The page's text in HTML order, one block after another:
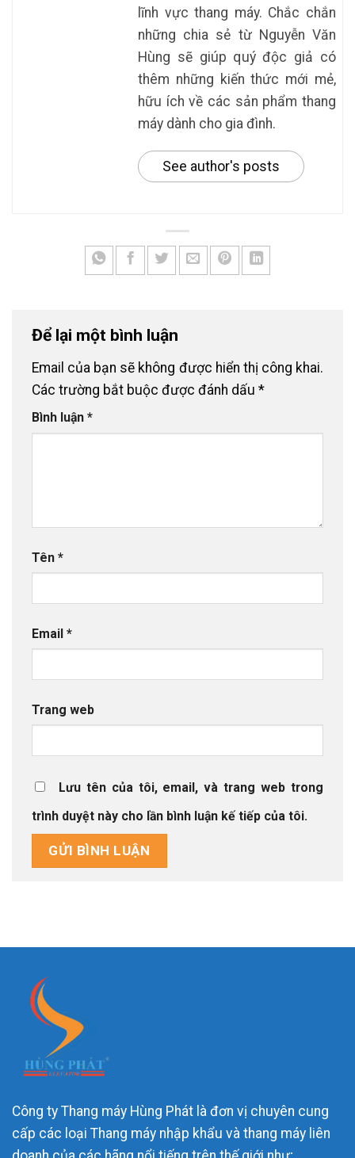
lĩnh vực thang máy. Chắc chắn
những chia sẻ từ Nguyễn Văn
Hùng sẽ giúp quý độc giả có
thêm những kiến thức mới mẻ,
hữu ích về các sản phẩm thang
máy dành cho gia đình.
See author's posts
Để lại một bình luận
Email của bạn sẽ không được hiển thị công khai.
Các trường bắt buộc được đánh dấu *
Bình luận *
Tên *
Email *
Trang web
Lưu tên của tôi, email, và trang web trong
trình duyệt này cho lần bình luận kế tiếp của tôi.
Công ty Thang máy Hùng Phát là đơn vị chuyên cung
cấp các loại Thang máy nhập khẩu và thang máy liên